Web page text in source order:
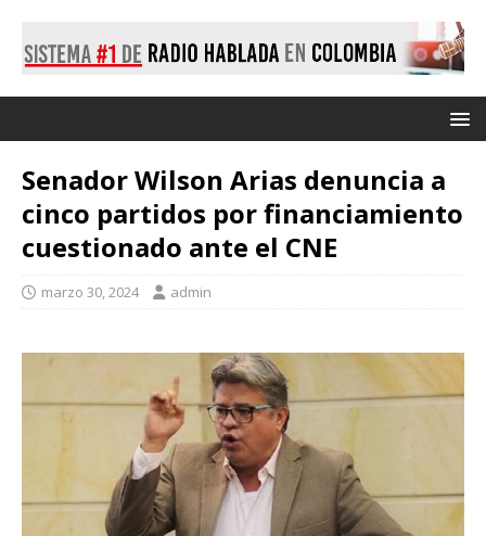
Senador Wilson Arias denuncia a
cinco partidos por financiamiento
cuestionado ante el CNE
marzo 30, 2024 admin